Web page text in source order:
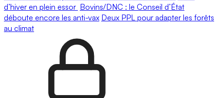
d’hiver en plein essor Bovins/DNC : le Conseil d’État
déboute encore les anti-vax Deux PPL pour adapter les forêts
au climat